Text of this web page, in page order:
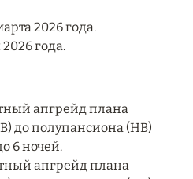
2026 года.
года.
апгрейд плана
до полупансиона (HB)
6 ночей.
апгрейд плана